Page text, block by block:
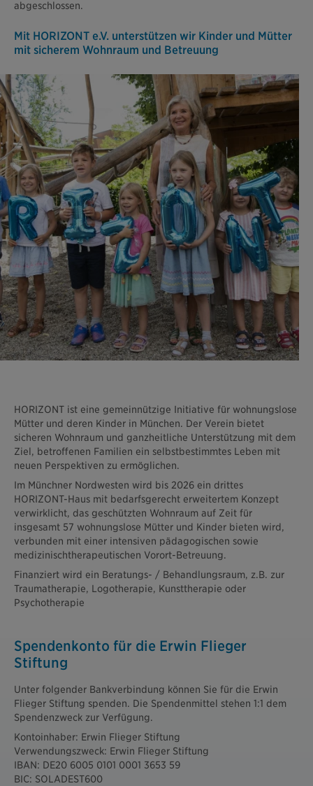
abgeschlossen.
Mit HORIZONT e.V. unterstützen wir Kinder und Mütter
mit sicherem Wohnraum und Betreuung
HORIZONT ist eine gemeinnützige Initiative für wohnungslose
Mütter und deren Kinder in München. Der Verein bietet
sicheren Wohnraum und ganzheitliche Unterstützung mit dem
Ziel, betroffenen Familien ein selbstbestimmtes Leben mit
neuen Perspektiven zu ermöglichen.
Im Münchner Nordwesten wird bis 2026 ein drittes
HORIZONT-Haus mit bedarfsgerecht erweitertem Konzept
verwirklicht, das geschützten Wohnraum auf Zeit für
insgesamt 57 wohnungslose Mütter und Kinder bieten wird,
verbunden mit einer intensiven pädagogischen sowie
medizinischtherapeutischen Vorort-Betreuung.
Finanziert wird ein Beratungs- / Behandlungsraum, z.B. zur
Traumatherapie, Logotherapie, Kunsttherapie oder
Psychotherapie
Spendenkonto für die Erwin Flieger
Stiftung
Unter folgender Bankverbindung können Sie für die Erwin
Flieger Stiftung spenden. Die Spendenmittel stehen 1:1 dem
Spendenzweck zur Verfügung.
Kontoinhaber: Erwin Flieger Stiftung
Verwendungszweck: Erwin Flieger Stiftung
IBAN: DE20 6005 0101 0001 3653 59
BIC: SOLADEST600